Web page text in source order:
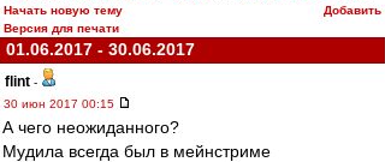
Начать новую тему
Добавить
Версия для печати
01.06.2017 - 30.06.2017
flint -
30 июн 2017 00:15
А чего неожиданного?
Мудила всегда был в мейнстриме